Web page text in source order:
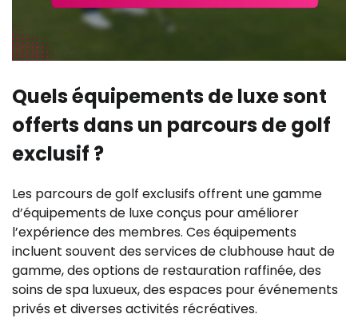
Quels équipements de luxe sont
offerts dans un parcours de golf
exclusif ?
Les parcours de golf exclusifs offrent une gamme
d’équipements de luxe conçus pour améliorer
l’expérience des membres. Ces équipements
incluent souvent des services de clubhouse haut de
gamme, des options de restauration raffinée, des
soins de spa luxueux, des espaces pour événements
privés et diverses activités récréatives.